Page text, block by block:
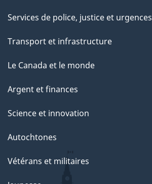
Services de police, justice et urgences
Transport et infrastructure
Le Canada et le monde
Argent et finances
Science et innovation
Autochtones
Vétérans et militaires